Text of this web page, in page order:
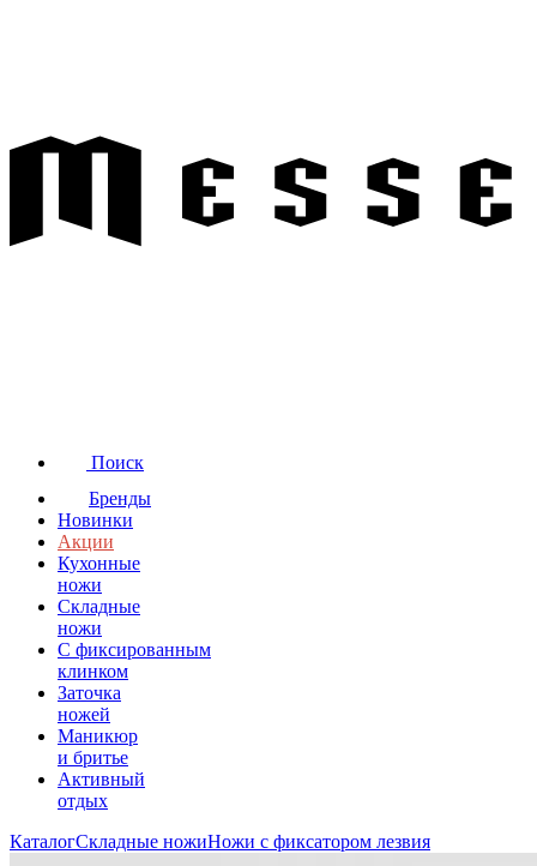
Поиск
Бренды
Новинки
Акции
Кухонные
ножи
Складные
ножи
C фиксированным
клинком
Заточка
ножей
Маникюр
и бритье
Активный
отдых
КаталогСкладные ножиНожи с фиксатором лезвия